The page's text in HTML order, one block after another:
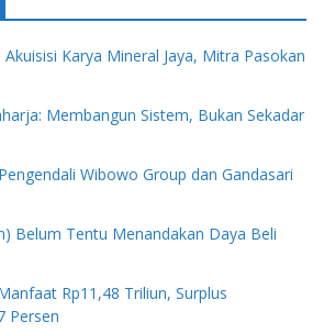
Akuisisi Karya Mineral Jaya, Mitra Pasokan
Membangun Sistem, Bukan Sekadar
Wibowo Group dan Gandasari
Belum Tentu Menandakan Daya Beli
Rp11,48 Triliun, Surplus
Persen